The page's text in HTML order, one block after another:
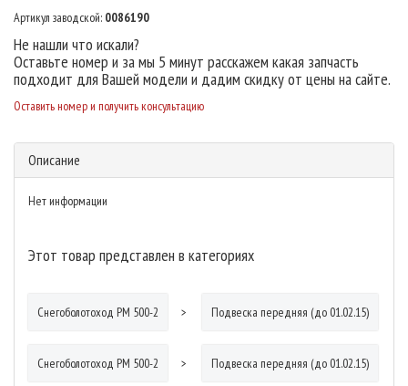
Артикул заводской: 0086190
Не нашли что искали?
Оставьте номер и за мы 5 минут расскажем какая запчасть
подходит для Вашей модели и дадим скидку от цены на сайте.
Оставить номер и получить консультацию
Описание
Нет информации
Этот товар представлен в категориях
Снегоболотоход РМ 500-2 Подвеска передняя (до 01.02.15)
Снегоболотоход РМ 500-2 Подвеска передняя (до 01.02.15)